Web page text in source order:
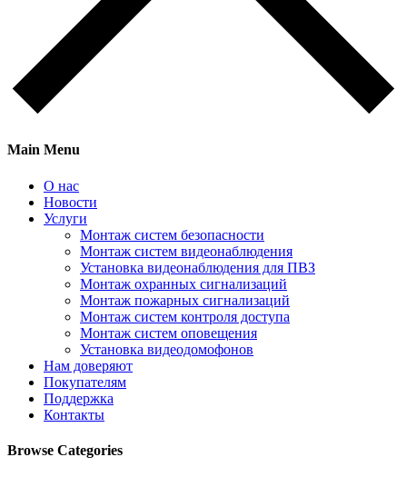
Main Menu
О нас
Новости
Услуги
Монтаж систем безопасности
Монтаж систем видеонаблюдения
Установка видеонаблюдения для ПВЗ
Монтаж охранных сигнализаций
Монтаж пожарных сигнализаций
Монтаж систем контроля доступа
Монтаж систем оповещения
Установка видеодомофонов
Нам доверяют
Покупателям
Поддержка
Контакты
Browse Categories